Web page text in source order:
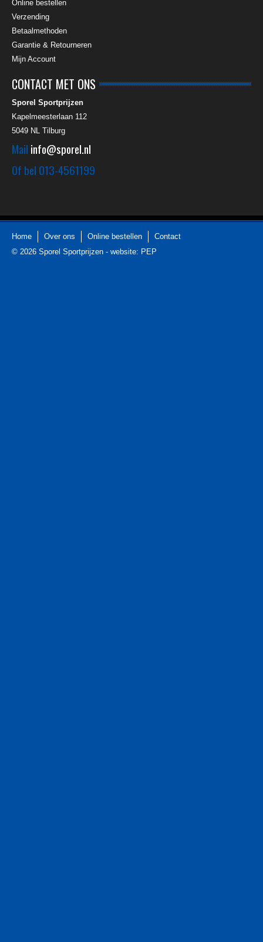
Online bestellen
Verzending
Betaalmethoden
Garantie & Retourneren
Mijn Account
CONTACT MET ONS
Sporel Sportprijzen
Kapelmeesterlaan 112
5049 NL Tilburg
Mail info@sporel.nl
Of bel 013-4561199
Home Over ons Online bestellen
Contact
© 2026 Sporel Sportprijzen - website: PEP